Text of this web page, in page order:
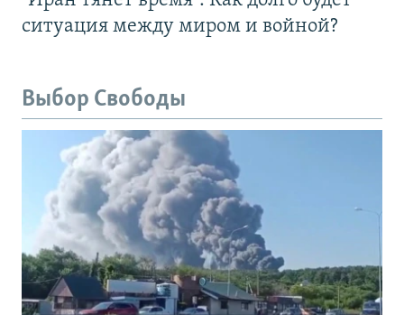
ситуация между миром и войной?
Выбор Свободы